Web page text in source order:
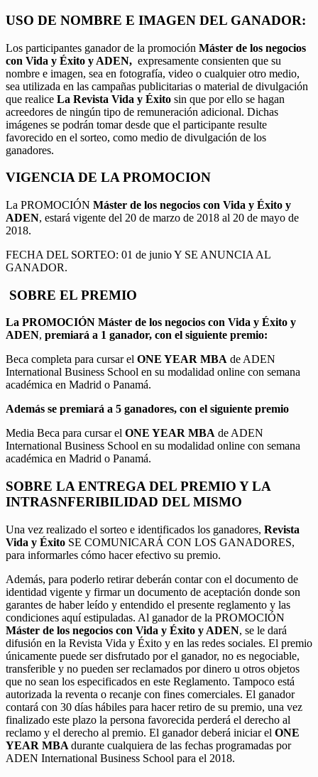
USO DE NOMBRE E IMAGEN DEL GANADOR:
Los participantes ganador de la promoción Máster de los negocios
con Vida y Éxito y ADEN, expresamente consienten que su
nombre e imagen, sea en fotografía, video o cualquier otro medio,
sea utilizada en las campañas publicitarias o material de divulgación
que realice La Revista Vida y Éxito sin que por ello se hagan
acreedores de ningún tipo de remuneración adicional. Dichas
imágenes se podrán tomar desde que el participante resulte
favorecido en el sorteo, como medio de divulgación de los
ganadores.
VIGENCIA DE LA PROMOCION
La PROMOCIÓN Máster de los negocios con Vida y Éxito y
ADEN, estará vigente del 20 de marzo de 2018 al 20 de mayo de
2018.
FECHA DEL SORTEO: 01 de junio Y SE ANUNCIA AL
GANADOR.
SOBRE EL PREMIO
La PROMOCIÓN Máster de los negocios con Vida y Éxito y
ADEN, premiará a 1 ganador, con el siguiente premio:
Beca completa para cursar el ONE YEAR MBA de ADEN
International Business School en su modalidad online con semana
académica en Madrid o Panamá.
Además se premiará a 5 ganadores, con el siguiente premio
Media Beca para cursar el ONE YEAR MBA de ADEN
International Business School en su modalidad online con semana
académica en Madrid o Panamá.
SOBRE LA ENTREGA DEL PREMIO Y LA
INTRASNFERIBILIDAD DEL MISMO
Una vez realizado el sorteo e identificados los ganadores, Revista
Vida y Éxito SE COMUNICARÁ CON LOS GANADORES,
para informarles cómo hacer efectivo su premio.
Además, para poderlo retirar deberán contar con el documento de
identidad vigente y firmar un documento de aceptación donde son
garantes de haber leído y entendido el presente reglamento y las
condiciones aquí estipuladas. Al ganador de la PROMOCIÓN
Máster de los negocios con Vida y Éxito y ADEN, se le dará
difusión en la Revista Vida y Éxito y en las redes sociales. El premio
únicamente puede ser disfrutado por el ganador, no es negociable,
transferible y no pueden ser reclamados por dinero u otros objetos
que no sean los especificados en este Reglamento. Tampoco está
autorizada la reventa o recanje con fines comerciales. El ganador
contará con 30 días hábiles para hacer retiro de su premio, una vez
finalizado este plazo la persona favorecida perderá el derecho al
reclamo y el derecho al premio. El ganador deberá iniciar el ONE
YEAR MBA durante cualquiera de las fechas programadas por
ADEN International Business School para el 2018.